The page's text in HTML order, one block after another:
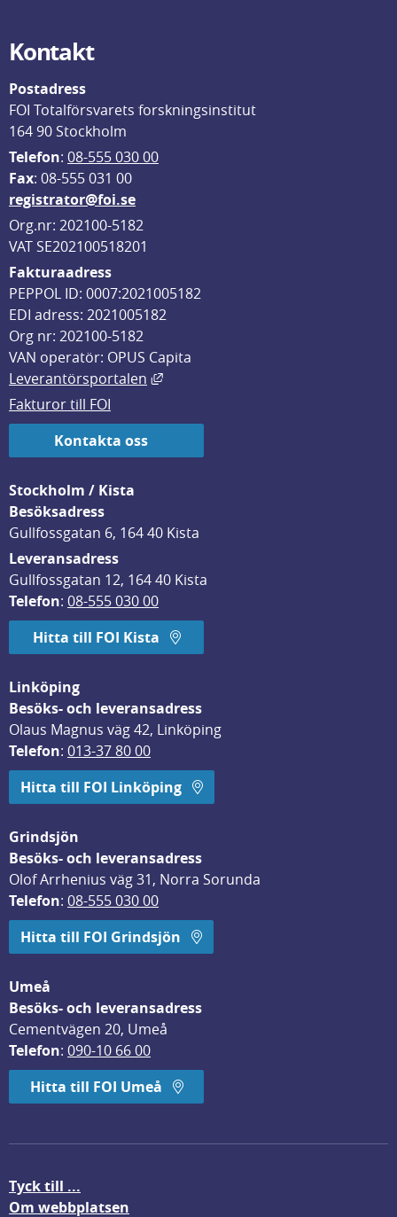
Kontakt
Postadress
FOI Totalförsvarets forskningsinstitut
164 90 Stockholm
Telefon: 08-555 030 00
Fax: 08-555 031 00
registrator@foi.se
Org.nr: 202100-5182
VAT SE202100518201
Fakturaadress
PEPPOL ID: 0007:2021005182
EDI adress: 2021005182
Org nr: 202100-5182
VAN operatör: OPUS Capita
Leverantörsportalen
Länk till annan webbplats, öppnas
Fakturor till FOI
Kontakta oss
Stockholm / Kista
Besöksadress
Gullfossgatan 6, 164 40 Kista
Leveransadress
Gullfossgatan 12, 164 40 Kista
Telefon: 08-555 030 00
Hitta till FOI Kista
Linköping
Besöks- och leveransadress
Olaus Magnus väg 42, Linköping
Telefon: 013-37 80 00
Hitta till FOI Linköping
Grindsjön
Besöks- och leveransadress
Olof Arrhenius väg 31, Norra Sorunda
Telefon: 08-555 030 00
Hitta till FOI Grindsjön
Umeå
Besöks- och leveransadress
Cementvägen 20, Umeå
Telefon: 090-10 66 00
Hitta till FOI Umeå
Tyck till ...
Om webbplatsen